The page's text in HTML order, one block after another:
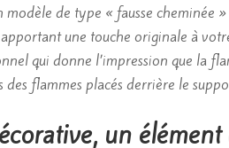
de type « fausse cheminée
une touche originale à
qui donne l’impression que la
des flammes placés derrière le
un